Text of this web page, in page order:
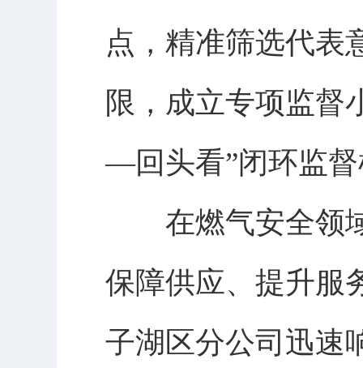
点，精准筛选代表
限，成立专项监
—回头看”闭环监
在燃气安全领域
保障供应、提升服
子湖区分公司迅速